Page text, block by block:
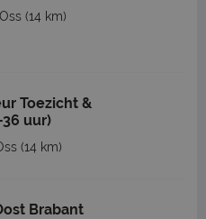
Oss (14 km)
Toezicht &
uur)
(14 km)
Brabant